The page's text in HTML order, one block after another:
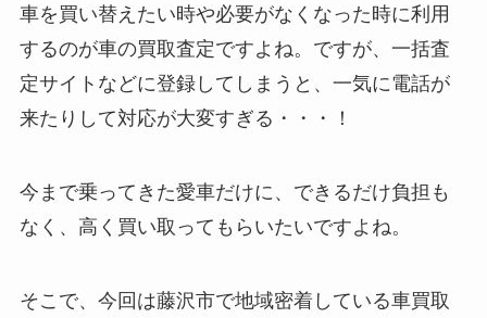
車を買い替えたい時や必要がなくなった時に利用
するのが車の買取査定ですよね。ですが、一括査
定サイトなどに登録してしまうと、一気に電話が
来たりして対応が大変すぎる・・・！
今まで乗ってきた愛車だけに、できるだけ負担も
なく、高く買い取ってもらいたいですよね。
そこで、今回は藤沢市で地域密着している車買取